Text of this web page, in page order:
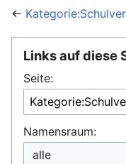
←
Links auf diese
Seite:
Namensraum: